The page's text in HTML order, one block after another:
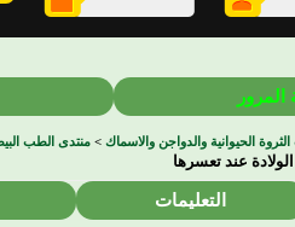
المرور
الثروة الحيوانية والدواجن والاسماك >منتدى الطب
عند تعسرها
التعليمات